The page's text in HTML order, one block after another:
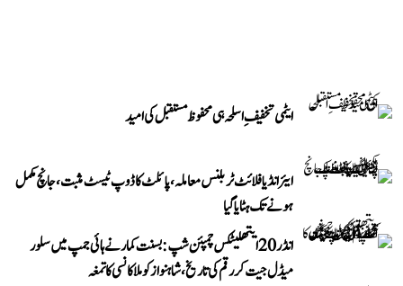
ایٹمی تخفیفِ اسلحہ ہی محفوظ مستقبل کی امید
ایئر انڈیا فلائٹ ٹربلنس معاملہ، پائلٹ کا ڈوپ ٹیسٹ مثبت، جانچ مکمل
ہونے تک ہٹایا گیا
انڈر 20 ایتھلیٹکس چمپئن شپ: بسنت کمار نے ہائی جمپ میں سلور
میڈل جیت کر رقم کی تاریخ، شاہنواز کو ملا کانسی کا تمغہ